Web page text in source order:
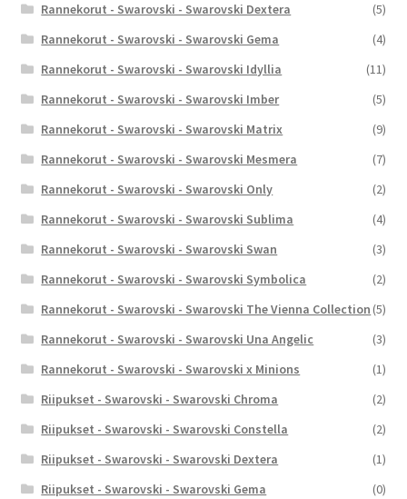
Rannekorut - Swarovski - Swarovski Dextera
(5)
Rannekorut - Swarovski - Swarovski Gema
(4)
Rannekorut - Swarovski - Swarovski Idyllia
(11)
Rannekorut - Swarovski - Swarovski Imber
(5)
Rannekorut - Swarovski - Swarovski Matrix
(9)
Rannekorut - Swarovski - Swarovski Mesmera
(7)
Rannekorut - Swarovski - Swarovski Only
(2)
Rannekorut - Swarovski - Swarovski Sublima
(4)
Rannekorut - Swarovski - Swarovski Swan
(3)
Rannekorut - Swarovski - Swarovski Symbolica
(2)
Rannekorut - Swarovski - Swarovski The Vienna Collection (5)
Rannekorut - Swarovski - Swarovski Una Angelic
(3)
Rannekorut - Swarovski - Swarovski x Minions
(1)
Riipukset - Swarovski - Swarovski Chroma
(2)
Riipukset - Swarovski - Swarovski Constella
(2)
Riipukset - Swarovski - Swarovski Dextera
(1)
Riipukset - Swarovski - Swarovski Gema
(0)